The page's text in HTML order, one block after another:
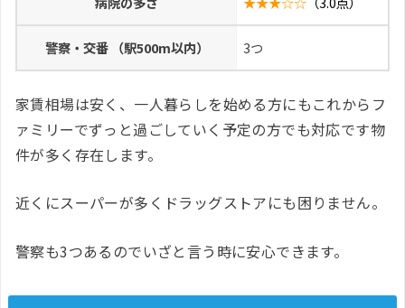
警察・交番 （駅500m以内） 3つ
家賃相場は安く、一人暮らしを始める方にもこれからフ
ァミリーでずっと過ごしていく予定の方でも対応です物
件が多く存在します。
近くにスーパーが多くドラッグストアにも困りません。
警察も3つあるのでいざと言う時に安心できます。